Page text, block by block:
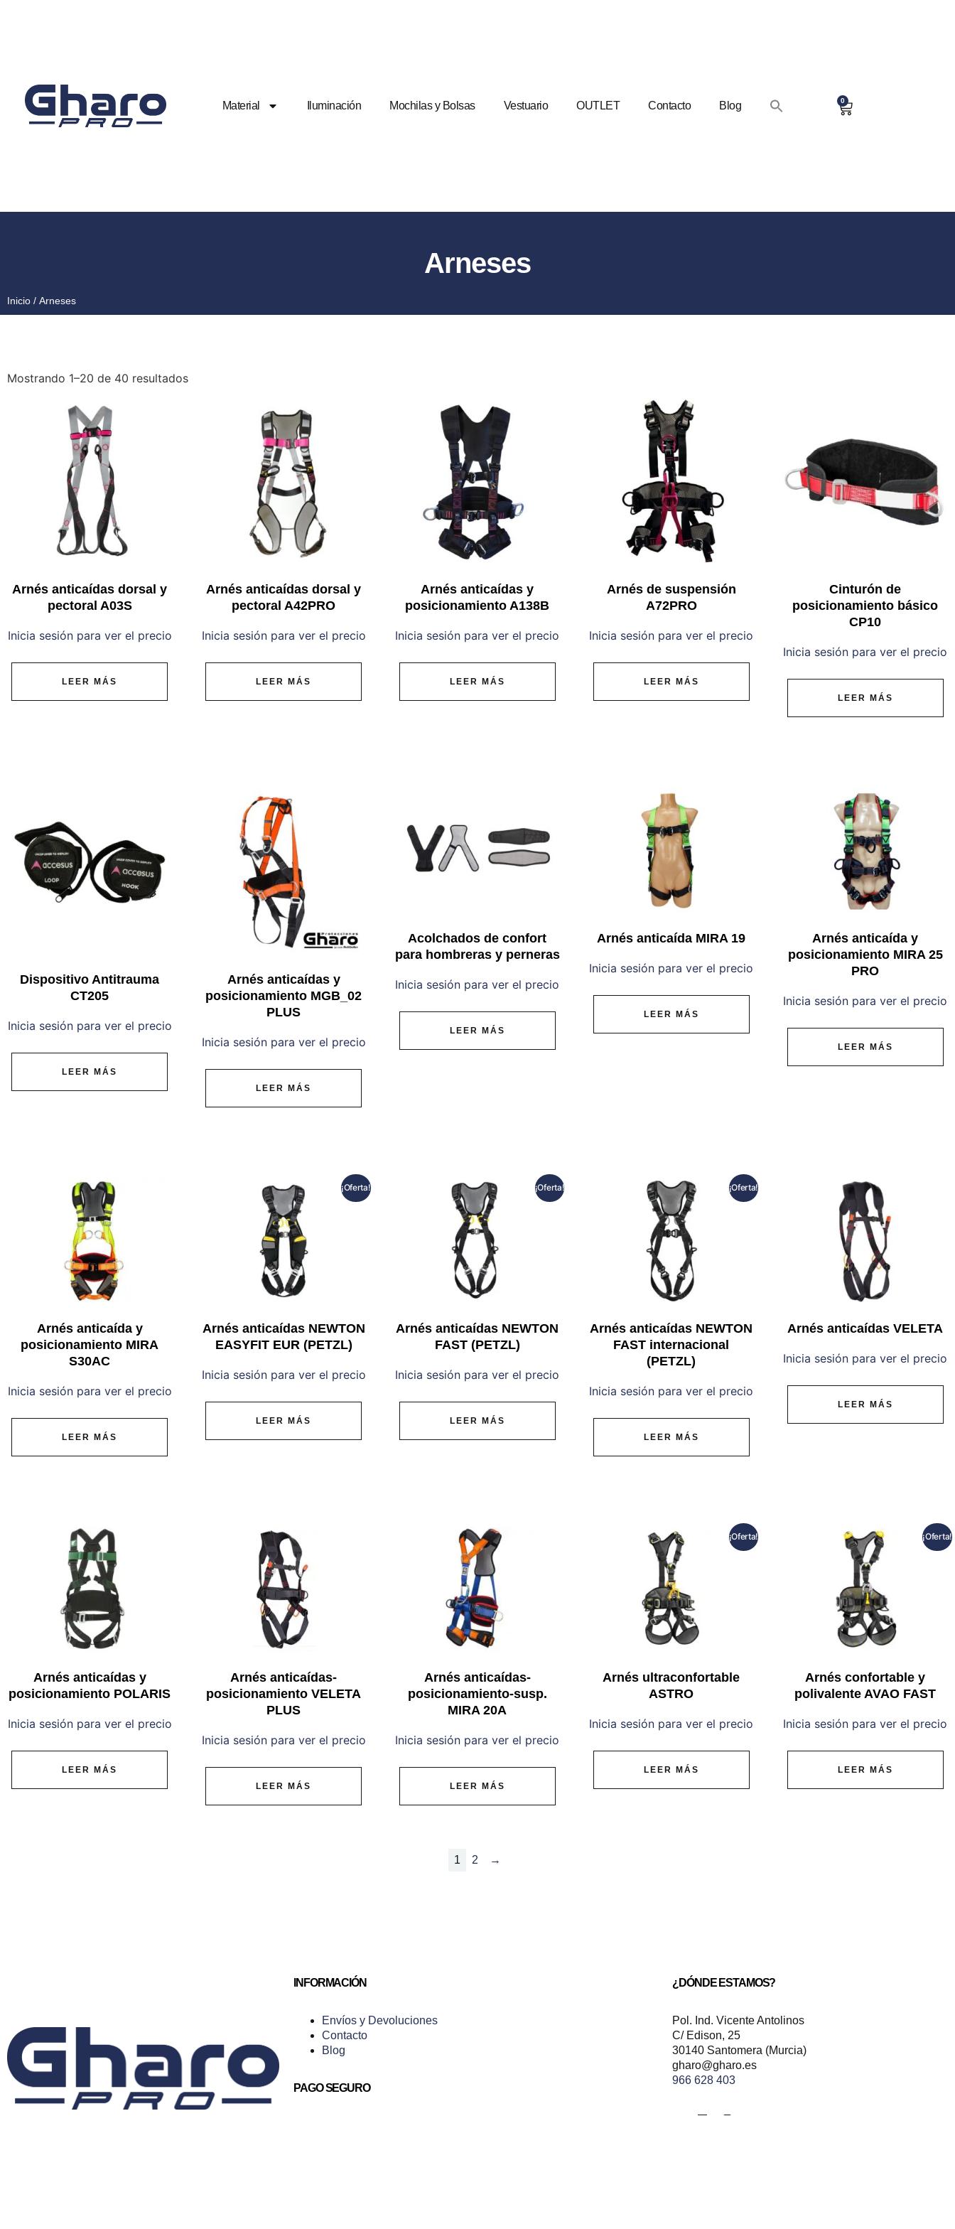
Material Iluminación Mochilas y Bolsas Vestuario OUTLET Contacto Blog 0
Arneses
Inicio / Arneses
Mostrando 1–20 de 40 resultados
Arnés anticaídas dorsal y
pectoral A03S
Inicia sesión para ver el precio
LEER MÁS
Arnés anticaídas dorsal y
pectoral A42PRO
Inicia sesión para ver el precio
LEER MÁS
Arnés anticaídas y
posicionamiento A138B
Inicia sesión para ver el precio
LEER MÁS
Arnés de suspensión
A72PRO
Inicia sesión para ver el precio
LEER MÁS
Cinturón de
posicionamiento básico
CP10
Inicia sesión para ver el precio
LEER MÁS
Dispositivo Antitrauma
CT205
Inicia sesión para ver el precio
LEER MÁS
Arnés anticaídas y
posicionamiento MGB_02
PLUS
Inicia sesión para ver el precio
LEER MÁS
Acolchados de confort
para hombreras y perneras
Inicia sesión para ver el precio
LEER MÁS
Arnés anticaída MIRA 19
Inicia sesión para ver el precio
LEER MÁS
Arnés anticaída y
posicionamiento MIRA 25
PRO
Inicia sesión para ver el precio
LEER MÁS
Arnés anticaída y
posicionamiento MIRA
S30AC
Inicia sesión para ver el precio
LEER MÁS
¡Oferta!
Arnés anticaídas NEWTON
EASYFIT EUR (PETZL)
Inicia sesión para ver el precio
LEER MÁS
¡Oferta!
Arnés anticaídas NEWTON
FAST (PETZL)
Inicia sesión para ver el precio
LEER MÁS
¡Oferta!
Arnés anticaídas NEWTON
FAST internacional
(PETZL)
Inicia sesión para ver el precio
LEER MÁS
Arnés anticaídas VELETA
Inicia sesión para ver el precio
LEER MÁS
Arnés anticaídas y
posicionamiento POLARIS
Inicia sesión para ver el precio
LEER MÁS
Arnés anticaídas-
posicionamiento VELETA
PLUS
Inicia sesión para ver el precio
LEER MÁS
Arnés anticaídas-
posicionamiento-susp.
MIRA 20A
Inicia sesión para ver el precio
LEER MÁS
¡Oferta!
Arnés ultraconfortable
ASTRO
Inicia sesión para ver el precio
LEER MÁS
¡Oferta!
Arnés confortable y
polivalente AVAO FAST
Inicia sesión para ver el precio
LEER MÁS
1 2 →
INFORMACIÓN
Envíos y Devoluciones
Contacto
Blog
PAGO SEGURO
¿DÓNDE ESTAMOS?
Pol. Ind. Vicente Antolinos
C/ Edison, 25
30140 Santomera (Murcia)
gharo@gharo.es
966 628 403